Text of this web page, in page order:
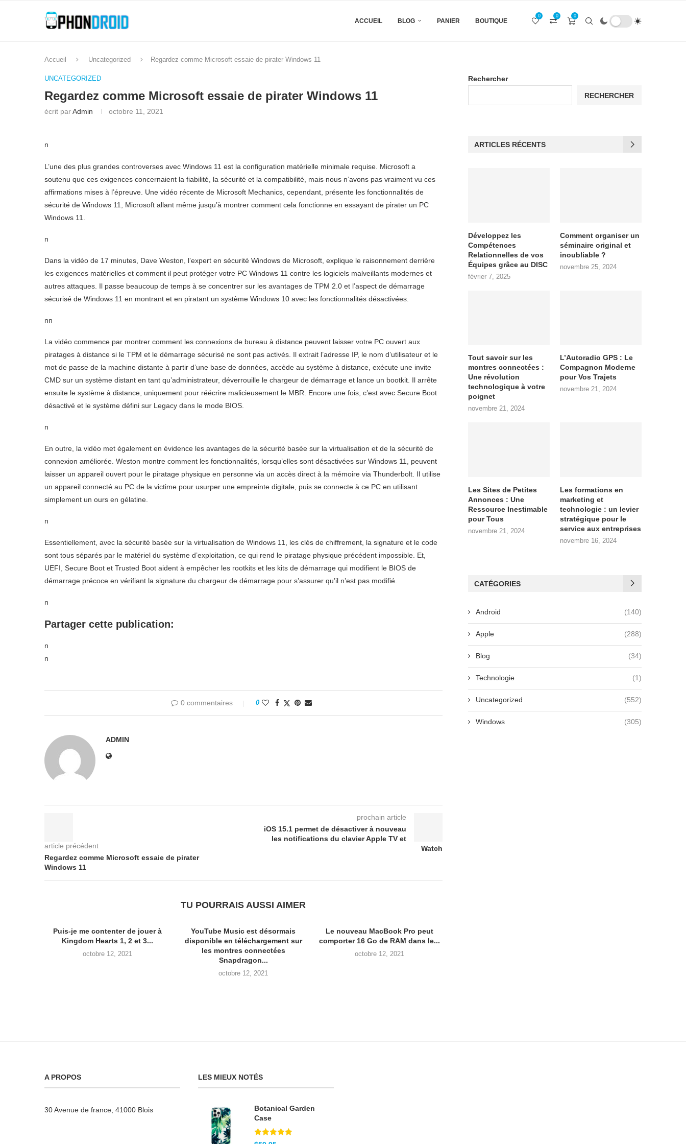
ACCUEIL BLOG PANIER BOUTIQUE
0
0
0
Accueil Uncategorized Regardez comme Microsoft essaie de pirater Windows 11
UNCATEGORIZED
Regardez comme Microsoft essaie de pirater Windows 11
écrit parAdmin octobre 11, 2021
n
L’une des plus grandes controverses avec Windows 11 est la configuration matérielle minimale requise. Microsoft a
soutenu que ces exigences concernaient la fiabilité, la sécurité et la compatibilité, mais nous n’avons pas vraiment vu ces
affirmations mises à l’épreuve. Une vidéo récente de Microsoft Mechanics, cependant, présente les fonctionnalités de
sécurité de Windows 11, Microsoft allant même jusqu’à montrer comment cela fonctionne en essayant de pirater un PC
Windows 11.
n
Dans la vidéo de 17 minutes, Dave Weston, l’expert en sécurité Windows de Microsoft, explique le raisonnement derrière
les exigences matérielles et comment il peut protéger votre PC Windows 11 contre les logiciels malveillants modernes et
autres attaques. Il passe beaucoup de temps à se concentrer sur les avantages de TPM 2.0 et l’aspect de démarrage
sécurisé de Windows 11 en montrant et en piratant un système Windows 10 avec les fonctionnalités désactivées.
nn
La vidéo commence par montrer comment les connexions de bureau à distance peuvent laisser votre PC ouvert aux
piratages à distance si le TPM et le démarrage sécurisé ne sont pas activés. Il extrait l’adresse IP, le nom d’utilisateur et le
mot de passe de la machine distante à partir d’une base de données, accède au système à distance, exécute une invite
CMD sur un système distant en tant qu’administrateur, déverrouille le chargeur de démarrage et lance un bootkit. Il arrête
ensuite le système à distance, uniquement pour réécrire malicieusement le MBR. Encore une fois, c’est avec Secure Boot
désactivé et le système défini sur Legacy dans le mode BIOS.
n
En outre, la vidéo met également en évidence les avantages de la sécurité basée sur la virtualisation et de la sécurité de
connexion améliorée. Weston montre comment les fonctionnalités, lorsqu’elles sont désactivées sur Windows 11, peuvent
laisser un appareil ouvert pour le piratage physique en personne via un accès direct à la mémoire via Thunderbolt. Il utilise
un appareil connecté au PC de la victime pour usurper une empreinte digitale, puis se connecte à ce PC en utilisant
simplement un ours en gélatine.
n
Essentiellement, avec la sécurité basée sur la virtualisation de Windows 11, les clés de chiffrement, la signature et le code
sont tous séparés par le matériel du système d’exploitation, ce qui rend le piratage physique précédent impossible. Et,
UEFI, Secure Boot et Trusted Boot aident à empêcher les rootkits et les kits de démarrage qui modifient le BIOS de
démarrage précoce en vérifiant la signature du chargeur de démarrage pour s’assurer qu’il n’est pas modifié.
n
Partager cette publication:
n
n
0 commentaires 0
ADMIN
article précédent
Regardez comme Microsoft essaie de pirater
Windows 11
prochain article
iOS 15.1 permet de désactiver à nouveau
les notifications du clavier Apple TV et
Watch
TU POURRAIS AUSSI AIMER
Puis-je me contenter de jouer à
Kingdom Hearts 1, 2 et 3...
octobre 12, 2021
YouTube Music est désormais
disponible en téléchargement sur
les montres connectées
Snapdragon...
octobre 12, 2021
Le nouveau MacBook Pro peut
comporter 16 Go de RAM dans le...
octobre 12, 2021
Rechercher
RECHERCHER
ARTICLES RÉCENTS
Développez les
Compétences
Relationnelles de vos
Équipes grâce au DISC
février 7, 2025
Comment organiser un
séminaire original et
inoubliable ?
novembre 25, 2024
Tout savoir sur les
montres connectées :
Une révolution
technologique à votre
poignet
novembre 21, 2024
L’Autoradio GPS : Le
Compagnon Moderne
pour Vos Trajets
novembre 21, 2024
Les Sites de Petites
Annonces : Une
Ressource Inestimable
pour Tous
novembre 21, 2024
Les formations en
marketing et
technologie : un levier
stratégique pour le
service aux entreprises
novembre 16, 2024
CATÉGORIES
Android (140)
Apple (288)
Blog (34)
Technologie (1)
Uncategorized (552)
Windows (305)
A PROPOS
30 Avenue de france, 41000 Blois
LES MIEUX NOTÉS
Botanical Garden
Case
Note5.00